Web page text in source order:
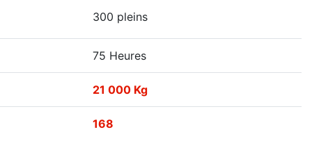
300 pleins
75 Heures
21 000 Kg
168